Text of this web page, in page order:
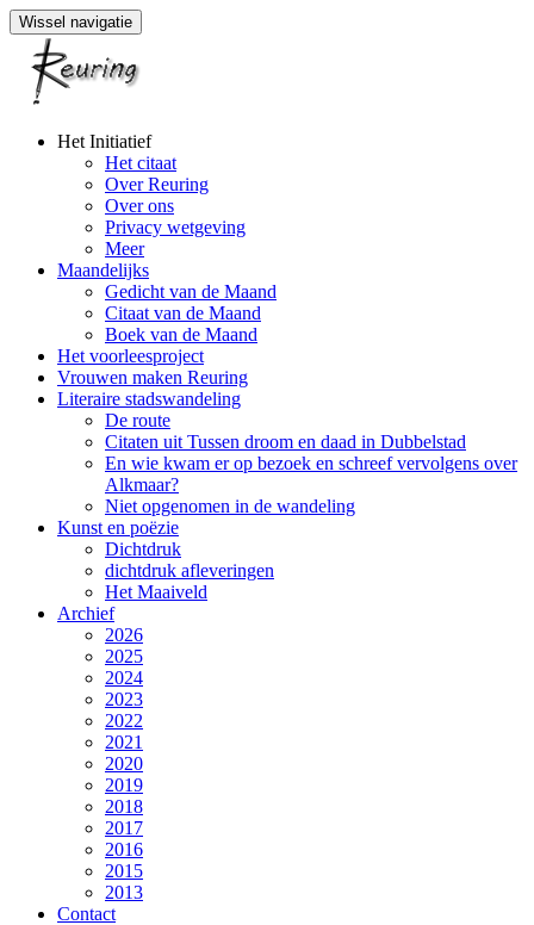
Wissel navigatie
Naar
Het Initiatief
Het citaat
Over Reuring
Over ons
Privacy wetgeving
Meer
Maandelijks
Gedicht van de Maand
Citaat van de Maand
Boek van de Maand
Het voorleesproject
Vrouwen maken Reuring
Literaire stadswandeling
De route
Citaten uit Tussen droom en daad in Dubbelstad
En wie kwam er op bezoek en schreef vervolgens over
Alkmaar?
Niet opgenomen in de wandeling
Kunst en poëzie
Dichtdruk
dichtdruk afleveringen
Het Maaiveld
Archief
2026
2025
2024
2023
2022
2021
2020
2019
2018
2017
2016
2015
2013
Contact